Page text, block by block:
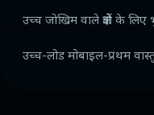
उच्च जोखिम वाले क्षेत्रों के लिए
उच्च-लोड मोबाइल-प्रथम